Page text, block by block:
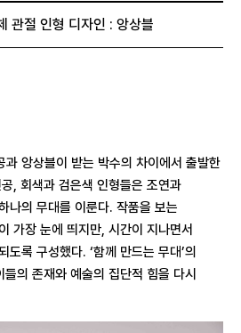
관절 인형 디자인 : 앙상블
과 앙상블이 받는 박수의 차이에서 출발한
, 회색과 검은색 인형들은 조연과
나의 무대를 이룬다. 작품을 보는
가장 눈에 띄지만, 시간이 지나면서
록 구성했다. ‘함께 만드는 무대’의
의 존재와 예술의 집단적 힘을 다시